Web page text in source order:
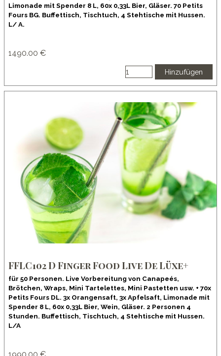
Limonade mit Spender 8 L, 60x 0,33L Bier, Gläser. 70 Petits
Fours BG. Buffettisch, Tischtuch, 4 Stehtische mit Hussen.
L/ A.
1490.00 €
Hinzufügen
FFLC102 D Finger Food Live De Lüxe+
für 50 Personen. Live Vorbereitung von Canapeés,
Brötchen, Wraps, Mini Tartelettes, Mini Pastetten usw. + 70x
Petits Fours DL. 3x Orangensaft, 3x Apfelsaft, Limonade mit
Spender 8 L, 60x 0,33L Bier, Wein, Gläser. 2 Personen 4
Stunden. Buffettisch, Tischtuch, 4 Stehtische mit Hussen.
L/A